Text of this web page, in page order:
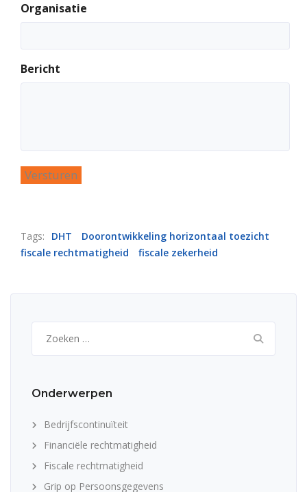
Organisatie
Bericht
Versturen
Tags: DHT
Doorontwikkeling horizontaal toezicht
fiscale rechtmatigheid
fiscale zekerheid
naar:
Onderwerpen
Bedrijfscontinuïteit
Financiële rechtmatigheid
Fiscale rechtmatigheid
Grip op Persoonsgegevens